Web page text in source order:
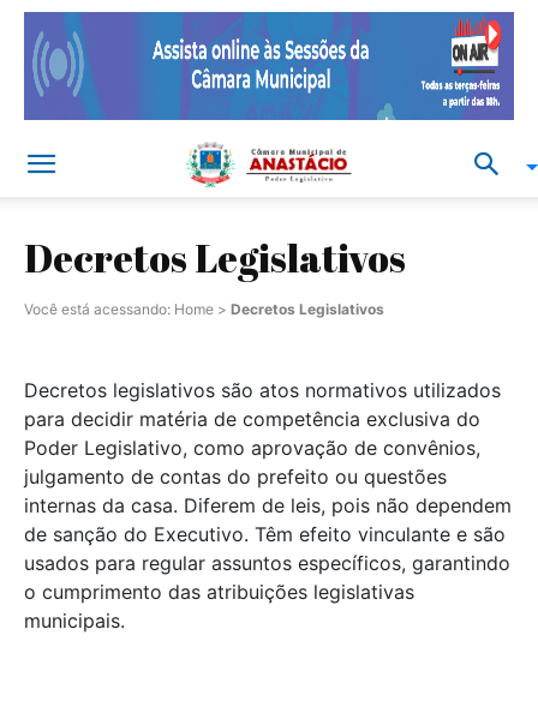
Decretos Legislativos
Você está acessando: Home > Decretos Legislativos
Decretos legislativos são atos normativos utilizados
para decidir matéria de competência exclusiva do
Poder Legislativo, como aprovação de convênios,
julgamento de contas do prefeito ou questões
internas da casa. Diferem de leis, pois não dependem
de sanção do Executivo. Têm efeito vinculante e são
usados para regular assuntos específicos, garantindo
o cumprimento das atribuições legislativas
municipais.